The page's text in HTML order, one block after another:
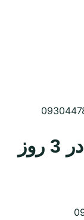
دعای بیقراری معشوق در 3 روز